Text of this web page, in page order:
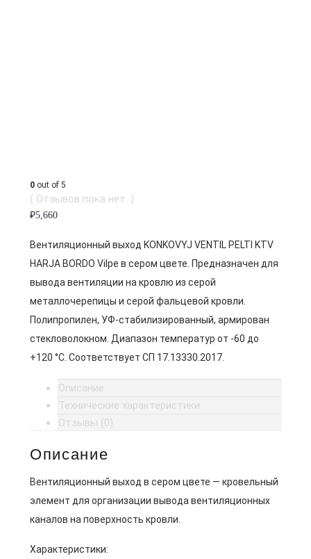
0 out of 5
( Отзывов пока нет. )
₽5,660
Вентиляционный выход KONKOVYJ VENTIL PELTI KTV
HARJA BORDO Vilpe в сером цвете. Предназначен для
вывода вентиляции на кровлю из серой
металлочерепицы и серой фальцевой кровли.
Полипропилен, УФ-стабилизированный, армирован
стекловолокном. Диапазон температур от -60 до
+120 °C. Соответствует СП 17.13330.2017.
Описание
Технические характеристики
Отзывы (0)
Описание
Вентиляционный выход в сером цвете — кровельный
элемент для организации вывода вентиляционных
каналов на поверхность кровли.
Характеристики: